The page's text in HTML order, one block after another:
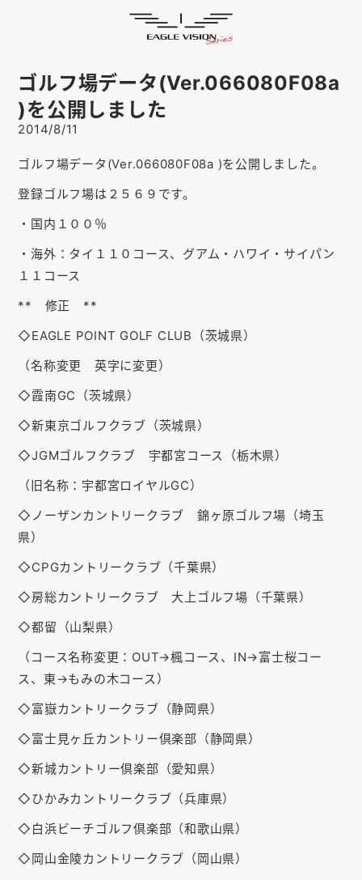
スマホアプリSMARTPHONE
ピンポジ君
対応コースCOURSE
EVステーション
サポートSUPPORT
購入する
ゴルフ場の方へ
公式オンラインショップ
お知らせ
ゴルフ場データ(Ver.066080F08a
)を公開しました
2014/8/11
ゴルフ場データ(Ver.066080F08a )を公開しました。
登録ゴルフ場は２５６９です。
・国内１００％
・海外：タイ１１０コース、グアム・ハワイ・サイパン
１１コース
** 修正 **
◇EAGLE POINT GOLF CLUB（茨城県）
（名称変更 英字に変更）
◇霞南GC（茨城県）
◇新東京ゴルフクラブ（茨城県）
◇JGMゴルフクラブ 宇都宮コース（栃木県）
（旧名称：宇都宮ロイヤルGC）
◇ノーザンカントリークラブ 錦ヶ原ゴルフ場（埼玉
県）
◇CPGカントリークラブ（千葉県）
◇房総カントリークラブ 大上ゴルフ場（千葉県）
◇都留（山梨県）
（コース名称変更：OUT→楓コース、IN→富士桜コー
ス、東→もみの木コース）
◇富嶽カントリークラブ（静岡県）
◇富士見ヶ丘カントリー倶楽部（静岡県）
◇新城カントリー倶楽部（愛知県）
◇ひかみカントリークラブ（兵庫県）
◇白浜ビーチゴルフ倶楽部（和歌山県）
◇岡山金陵カントリークラブ（岡山県）